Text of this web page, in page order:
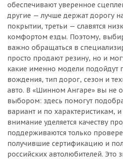
обеспечивают уверенное
другие — лучше держат дорогу
покрытии, третьи — славятся
комфортом езды. Поэтому,
важно обращаться в
просто продают резину, но и
какие именно модели подойдут
вождения, тип дорог, сезон и
авто. В «Шинном Ангаре» вы не
выбором: здесь помогут
вариант и по характеристикам,
внимание уделяется качеству
поддерживаются только
получившие сертификацию и
российских автолюбителей. Это